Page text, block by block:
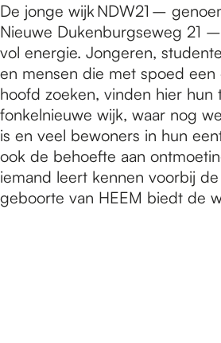
De jonge wijk NDW21 –
Nieuwe Dukenburgseweg 21
vol energie. Jongeren,
en mensen die met spoed een
hoofd zoeken, vinden hier hun
fonkelnieuwe wijk, waar nog
is en veel bewoners in hun
ook de behoefte aan
iemand leert kennen voorbij
geboorte van HEEM biedt de